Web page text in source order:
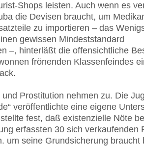
Shops leisten. Auch wenn es
die Devisen braucht, um
zu importieren – das
gewissen Mindeststandard
–, hinterläßt die offensichtliche
frönenden Klassenfeindes
Prostitution nehmen zu. Die
veröffentlichte eine eigene
fest, daß existenzielle Nöte
erfassten 30 sich verkaufenden
um seine Grundsicherung braucht